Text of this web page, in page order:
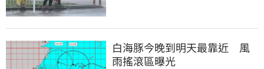
白海豚今晚到明天最靠近　風
雨搖滾區曝光